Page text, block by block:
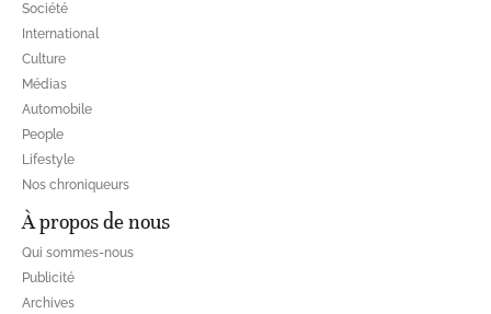
Société
International
Culture
Médias
Automobile
People
Lifestyle
Nos chroniqueurs
À propos de nous
Qui sommes-nous
Publicité
Archives